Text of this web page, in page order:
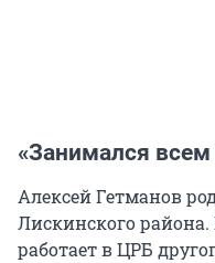
«Занимался
Алексей Гетманов
Лискинского
работает в ЦРБ